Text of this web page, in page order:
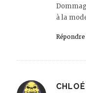
à la
Répondre
CHLOÉ